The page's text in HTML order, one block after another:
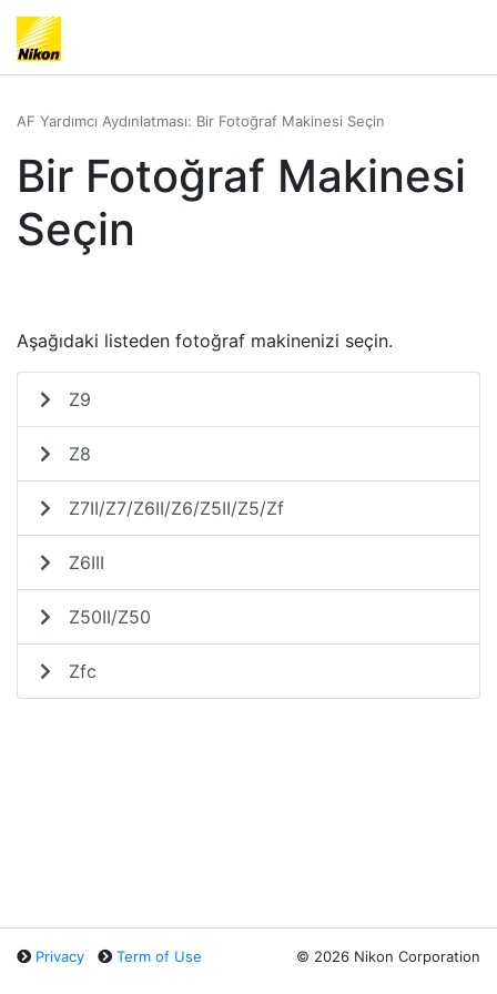
AF Yardımcı Aydınlatması: Bir Fotoğraf Makinesi Seçin
Bir Fotoğraf Makinesi
Seçin
Aşağıdaki listeden fotoğraf makinenizi seçin.
Z9
Z8
Z7II/Z7/Z6II/Z6/Z5II/Z5/Zf
Z6III
Z50II/Z50
Zfc
Privacy Term of Use © 2026 Nikon Corporation